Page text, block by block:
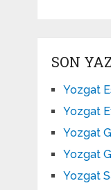
SON
Yozgat
Yozgat
Yozgat
Yozgat
Yozgat